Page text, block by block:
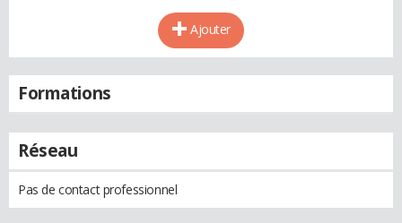
Ajouter
Formations
Réseau
Pas de contact professionnel